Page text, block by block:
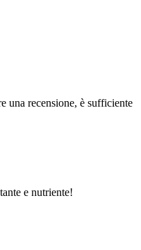
una recensione, è sufficiente
e nutriente!